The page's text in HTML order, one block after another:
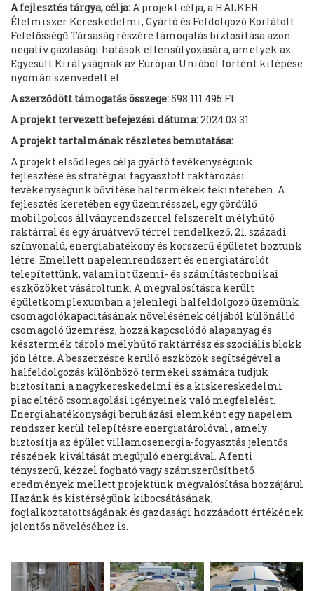
A fejlesztés tárgya, célja:A projekt célja, a HALKER
Élelmiszer Kereskedelmi, Gyártó és Feldolgozó Korlátolt
Felelősségű Társaság részére támogatás biztosítása azon
negatív gazdasági hatások ellensúlyozására, amelyek az
Egyesült Királyságnak az Európai Unióból történt kilépése
nyomán szenvedett el.
A szerződött támogatás összege:598 111 495 Ft
A projekt tervezett befejezési dátuma:2024.03.31.
A projekt tartalmának részletes bemutatása:
A projekt elsődleges célja gyártó tevékenységünk
fejlesztése és stratégiai fagyasztott raktározási
tevékenységünk bővítése haltermékek tekintetében. A
fejlesztés keretében egy üzemrésszel, egy gördülő
mobilpolcos állványrendszerrel felszerelt mélyhűtő
raktárral és egy áruátvevő térrel rendelkező, 21. századi
színvonalú, energiahatékony és korszerű épületet hoztunk
létre. Emellett napelemrendszert és energiatárolót
telepítettünk, valamint üzemi- és számítástechnikai
eszközöket vásároltunk. A megvalósításra került
épületkomplexumban a jelenlegi halfeldolgozó üzemünk
csomagolókapacitásának növelésének céljából különálló
csomagoló üzemrész, hozzá kapcsolódó alapanyag és
késztermék tároló mélyhűtő raktárrész és szociális blokk
jön létre. A beszerzésre kerülő eszközök segítségével a
halfeldolgozás különböző termékei számára tudjuk
biztosítani a nagykereskedelmi és a kiskereskedelmi
piac eltérő csomagolási igényeinek való megfelelést.
Energiahatékonysági beruházási elemként egy napelem
rendszer kerül telepítésre energiatárolóval , amely
biztosítja az épület villamosenergia-fogyasztás jelentős
részének kiváltását megújuló energiával. A fenti
tényszerű, kézzel fogható vagy számszerűsíthető
eredmények mellett projektünk megvalósítása hozzájárul
Hazánk és kistérségünk kibocsátásának,
foglalkoztatottságának és gazdasági hozzáadott értékének
jelentős növeléséhez is.